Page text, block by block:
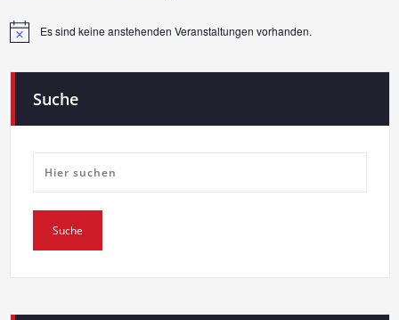
HinweisEs sind keine anstehenden Veranstaltungen vorhanden.
Suche